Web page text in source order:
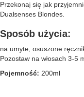
Przekonaj się jak
Dualsenses Blondes.
Sposób użycia:
na umyte, osuszone
Pozostaw na włosach 3-5
Pojemność: 200ml